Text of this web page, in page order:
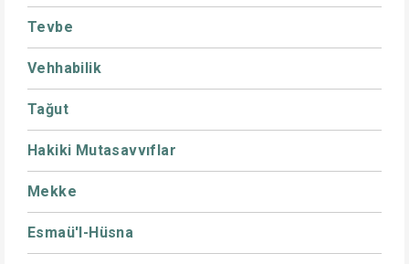
Tevbe
Vehhabilik
Tağut
Hakiki Mutasavvıflar
Mekke
Esmaü'l-Hüsna